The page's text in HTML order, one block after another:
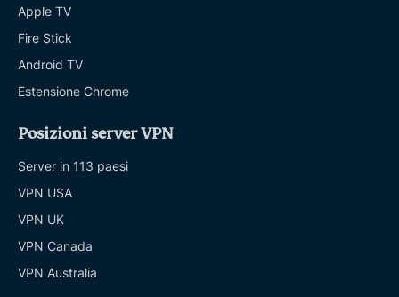
Apple TV
Fire Stick
Android TV
Estensione Chrome
Posizioni server VPN
Server in 113 paesi
VPN USA
VPN UK
VPN Canada
VPN Australia